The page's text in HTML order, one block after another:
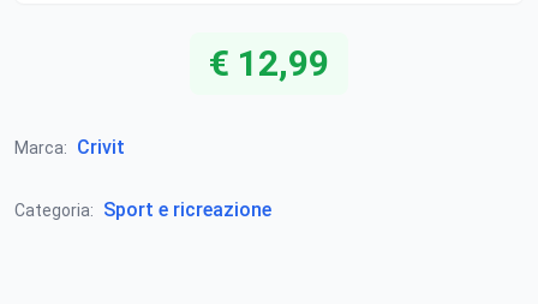
€ 12,99
Marca: Crivit
Categoria: Sport e ricreazione